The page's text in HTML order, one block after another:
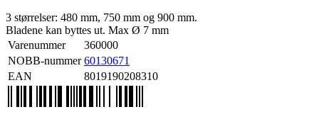
3 størrelser: 480 mm, 750 mm og 900 mm.
Bladene kan byttes ut. Max Ø 7 mm
Varenummer
360000
NOBB-nummer 60130671
EAN
8019190208310